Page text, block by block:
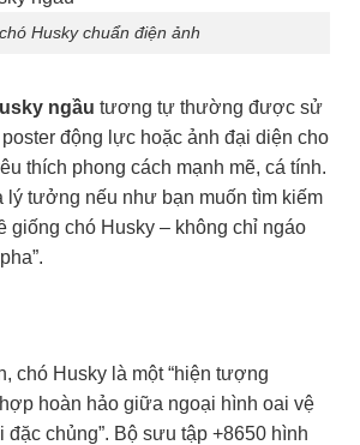
Husky chuẩn điện ảnh
ngầu tương tự thường được sử
động lực hoặc ảnh đại diện cho
thích phong cách mạnh mẽ, cá tính.
tưởng nếu như bạn muốn tìm kiếm
giống chó Husky – không chỉ ngáo
chó Husky là một “hiện tượng
hoàn hảo giữa ngoại hình oai vệ
đặc chủng”. Bộ sưu tập +8650 hình